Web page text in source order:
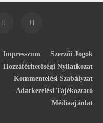
Impresszum
Szerzői Jogok
Hozzáférhetőségi Nyilatkozat
Kommentelési Szabályzat
Adatkezelési Tájékoztató
Médiaajánlat